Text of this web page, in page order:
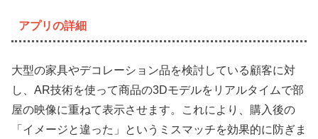
アプリの詳細
大型の家具やデコレーション品を検討している顧客に対
し、AR技術を使って商品の3Dモデルをリアルタイムで部
屋の映像に重ねて表示させます。これにより、購入後の
「イメージと違った」というミスマッチを効果的に防ぎま